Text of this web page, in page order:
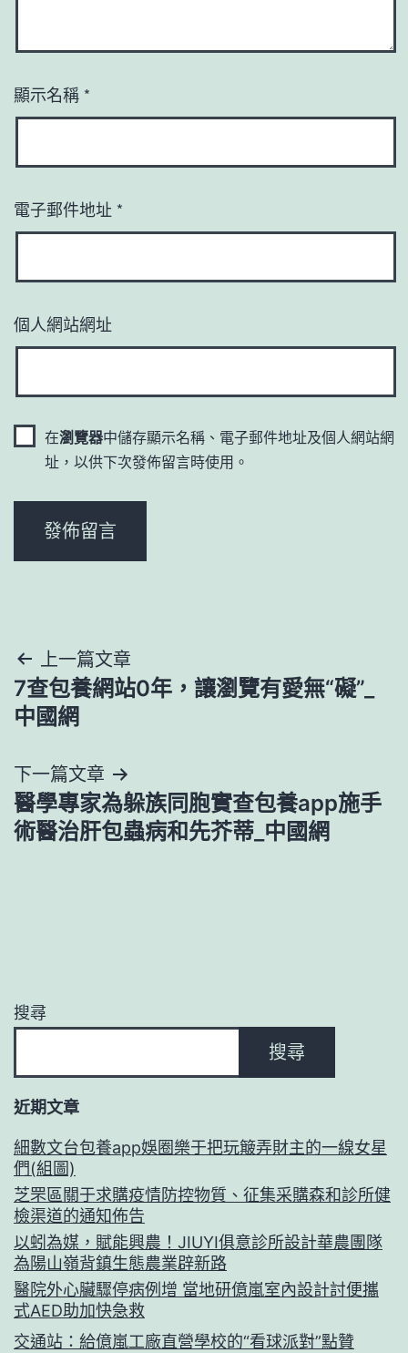
顯示名稱 *
電子郵件地址 *
個人網站網址
在瀏覽器中儲存顯示名稱、電子郵件地址及個人網站網
址，以供下次發佈留言時使用。
文
章
覽
上一篇文章
7查包養網站0年，讓瀏覽有愛無“礙”_
中國網
下一篇文章
醫學專家為躲族同胞實查包養app施手
術醫治肝包蟲病和先芥蒂_中國網
搜尋
搜尋
近期文章
細數文台包養app娛圈樂于把玩簸弄財主的一線女星
們(組圖)
芝罘區關于求購疫情防控物質、征集采購森和診所健
檢渠道的通知佈告
以蚓為媒，賦能興農！JIUYI俱意診所設計華農團隊
為陽山嶺背鎮生態農業辟新路
醫院外心臟驟停病例增 當地研億嵐室內設計討便攜
式AED助加快急救
交通站：給億嵐工廠直營學校的“看球派對”點贊